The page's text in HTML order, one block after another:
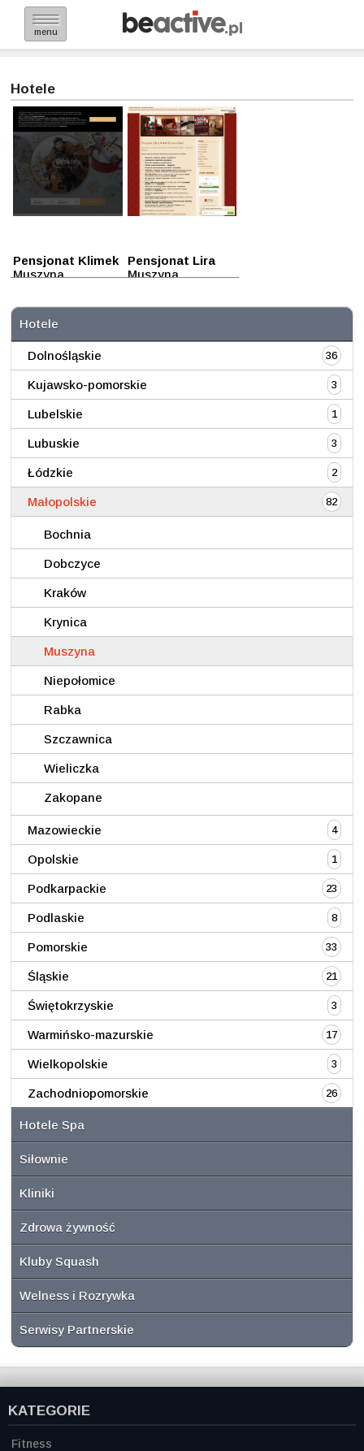
menu
Hotele
Pensjonat Klimek
Muszyna
Pensjonat Lira
Muszyna
Hotele
Dolnośląskie 36
Kujawsko-pomorskie 3
Lubelskie 1
Lubuskie 3
Łódzkie 2
Małopolskie 82
Bochnia
Dobczyce
Kraków
Krynica
Muszyna
Niepołomice
Rabka
Szczawnica
Wieliczka
Zakopane
Mazowieckie 4
Opolskie 1
Podkarpackie 23
Podlaskie 8
Pomorskie 33
Śląskie 21
Świętokrzyskie 3
Warmińsko-mazurskie 17
Wielkopolskie 3
Zachodniopomorskie 26
Hotele Spa
Siłownie
Kliniki
Zdrowa żywność
Kluby Squash
Welness i Rozrywka
Serwisy Partnerskie
KATEGORIE
Fitness